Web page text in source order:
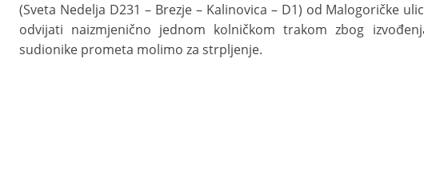
(Sveta Nedelja D231 – Brezje – Kalinovica – D1) od Malogoričke
odvijati naizmjenično jednom kolničkom trakom zbog
sudionike prometa molimo za strpljenje.